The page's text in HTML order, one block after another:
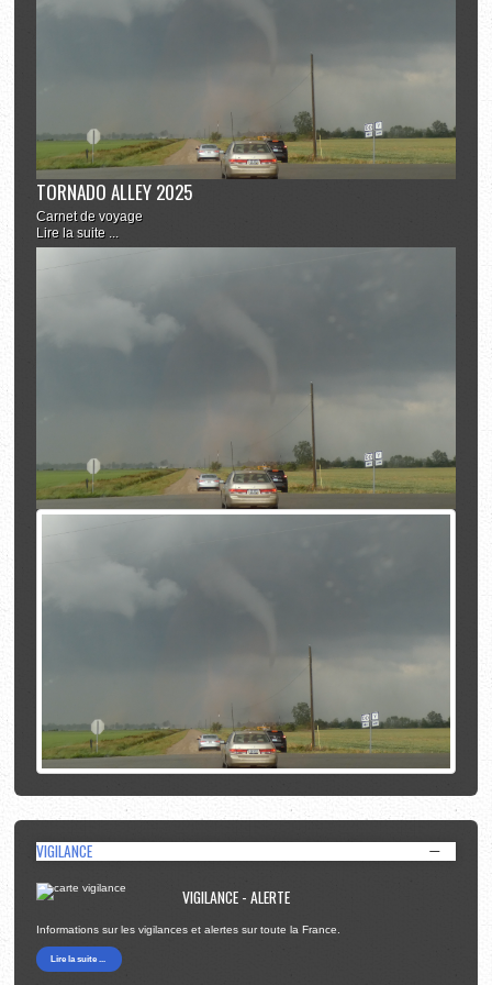
TORNADO ALLEY 2025
Carnet de voyage
Lire la suite ...
VIGILANCE
VIGILANCE - ALERTE
Informations sur les vigilances et alertes sur toute la France.
Lire la suite ...